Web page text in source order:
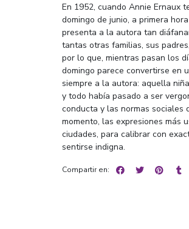
En 1952, cuando Annie Ernaux
domingo de junio, a primera
presenta a la autora tan
tantas otras familias, sus
por lo que, mientras pasan los
domingo parece convertirse en
siempre a la autora: aquella
y todo había pasado a ser
conducta y las normas sociales
momento, las expresiones más
ciudades, para calibrar con
sentirse indigna.
Compartir en: